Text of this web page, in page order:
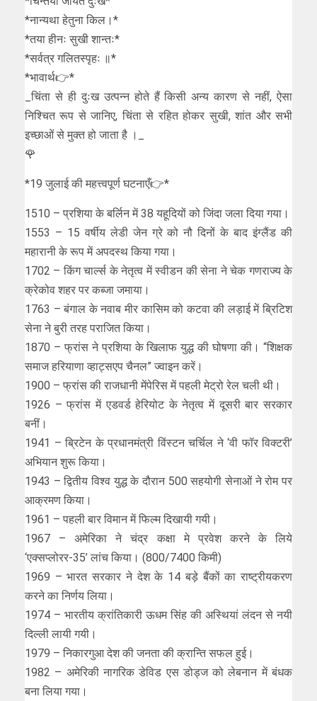
*नान्यथा हेतुना किल।*
*तया हीनः सुखी शान्तः*
*सर्वत्र गलितस्पृहः ॥*
*भावार्थ👉*
_चिंता से ही दुःख उत्पन्न होते हैं किसी अन्य कारण से नहीं, ऐसा
निश्चित रूप से जानिए, चिंता से रहित होकर सुखी, शांत और सभी
इच्छाओं से मुक्त हो जाता है ।_
🌹
*19 जुलाई की महत्त्वपूर्ण घटनाएँ👉*
1510 – प्रशिया के बर्लिन में 38 यहूदियों को जिंदा जला दिया गया।
1553 – 15 वर्षीय लेडी जेन ग्रे को नौ दिनों के बाद इंग्लैंड की
महारानी के रूप में अपदस्थ किया गया।
1702 – किंग चार्ल्स के नेतृत्व में स्वीडन की सेना ने चेक गणराज्य के
क्रेकोव शहर पर कब्जा जमाया।
1763 – बंगाल के नवाब मीर कासिम को कटवा की लड़ाई में ब्रिटिश
सेना ने बुरी तरह पराजित किया।
1870 – फ्रांस ने प्रशिया के खिलाफ युद्ध की घोषणा की। “शिक्षक
समाज हरियाणा व्हाट्सएप चैनल” ज्वाइन करें।
1900 – फ्रांस की राजधानी मेंपेरिस में पहली मेट्रो रेल चली थी।
1926 – फ्रांस में एडवर्ड हेरियोट के नेतृत्व में दूसरी बार सरकार
बनीं।
1941 – ब्रिटेन के प्रधानमंत्री विंस्टन चर्चिल ने ‘वी फॉर विक्टरी’
अभियान शुरू किया।
1943 – द्वितीय विश्व युद्ध के दौरान 500 सहयोगी सेनाओं ने रोम पर
आक्रमण किया।
1961 – पहली बार विमान में फिल्म दिखायी गयी।
1967 – अमेरिका ने चंद्र कक्षा मे प्रवेश करने के लिये
‘एक्सप्लोरर-35’ लांच किया। (800/7400 किमी)
1969 – भारत सरकार ने देश के 14 बड़े बैंकों का राष्ट्रीयकरण
करने का निर्णय लिया।
1974 – भारतीय क्रांतिकारी ऊधम सिंह की अस्थियां लंदन से नयी
दिल्ली लायी गयी।
1979 – निकारगुआ देश की जनता की क्रान्ति सफल हुई।
1982 – अमेरिकी नागरिक डेविड एस डोड्ज को लेबनान में बंधक
बना लिया गया।